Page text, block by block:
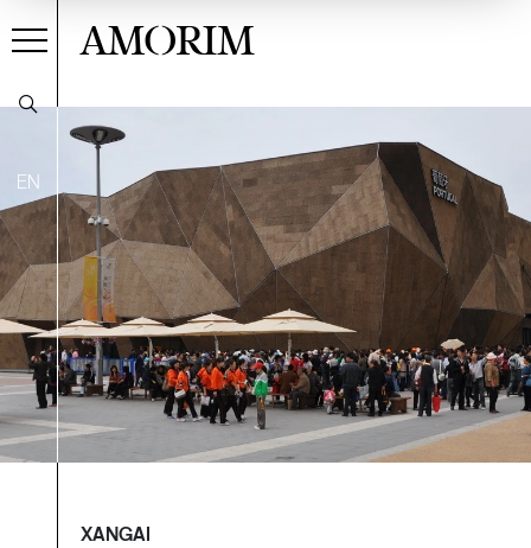
EN
AMORIM
XANGAI